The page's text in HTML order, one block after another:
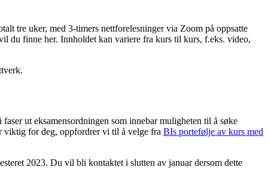
tre uker, med 3-timers nettforelesninger via Zoom på oppsatte
du finne her. Innholdet kan variere fra kurs til kurs, f.eks. video,
ut eksamensordningen som innebar muligheten til å søke
viktig for deg, oppfordrer vi til å velge fra BIs portefølje av kurs med
2023. Du vil bli kontaktet i slutten av januar dersom dette